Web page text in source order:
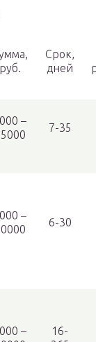
руб.
Срок,
дней
–
7-35
–
6-30
–
16-